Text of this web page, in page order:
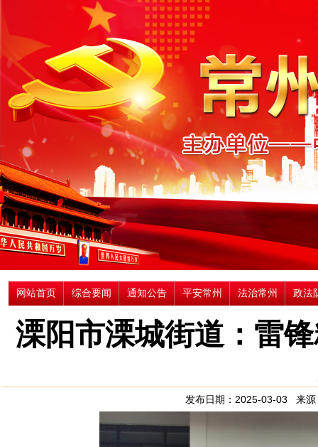
网站首页 综合要闻 通知公告 平安常州 法治常州 政法
溧阳市溧城街道：雷
发布日期：2025-03-03 来源